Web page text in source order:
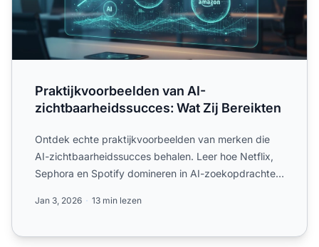
Praktijkvoorbeelden van AI-
zichtbaarheidssucces: Wat Zij Bereikten
Ontdek echte praktijkvoorbeelden van merken die
AI-zichtbaarheidssucces behalen. Leer hoe Netflix,
Sephora en Spotify domineren in AI-zoekopdrachten
Jan 3, 2026 13 min lezen